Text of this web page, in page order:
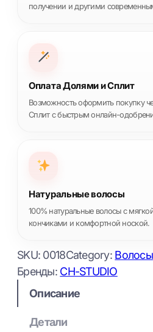
получении и другими
Оплата Долями и Сплит
Возможность оформить покупку
Сплит с быстрым онлайн-
Натуральные волосы
100% натуральные волосы с
кончиками и комфортной ноской.
SKU: 0018Category: Волосы
Бренды: CH-STUDIO
Описание
Детали